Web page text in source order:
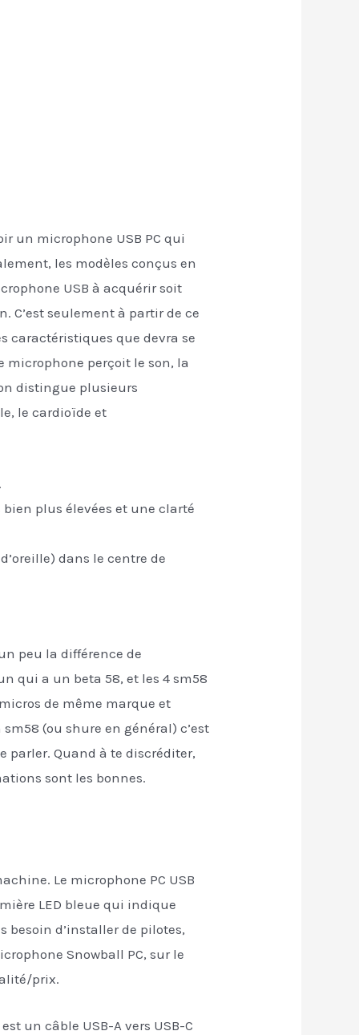
un microphone USB PC qui
les modèles conçus en
USB à acquérir soit
seulement à partir de ce
caractéristiques que devra se
perçoit le son, la
distingue plusieurs
le cardioïde et
plus élevées et une clarté
dans le centre de
peu la différence de
qui a un beta 58, et les 4 sm58
de même marque et
(ou shure en général) c’est
parler. Quand à te discréditer,
sont les bonnes.
Le microphone PC USB
LED bleue qui indique
besoin d’installer de pilotes,
Snowball PC, sur le
prix.
un câble USB-A vers USB-C